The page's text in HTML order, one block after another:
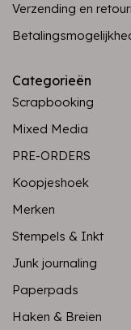
Verzending en
Categorieën
Scrapbooking
Mixed Media
PRE-ORDERS
Koopjeshoek
Merken
Stempels & Inkt
Junk journaling
Paperpads
Haken & Breien